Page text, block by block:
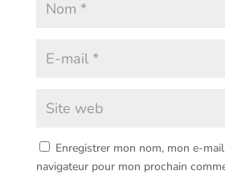
Enregistrer mon nom, mon e-
navigateur pour mon prochain